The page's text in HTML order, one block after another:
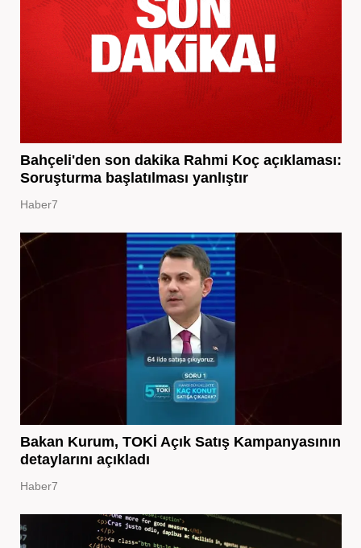
Bahçeli'den son dakika Rahmi Koç açıklaması:
Soruşturma başlatılması yanlıştır
Haber7
Bakan Kurum, TOKİ Açık Satış Kampanyasının
detaylarını açıkladı
Haber7